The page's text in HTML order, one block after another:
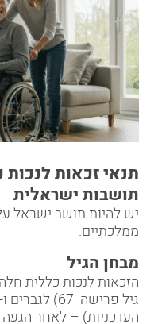
תנאי זכאות לנכות
תושבות ישראלית
יש להיות תושב ישראל
ממלכתיים.
מבחן הגיל
העדכניות) – לאחר